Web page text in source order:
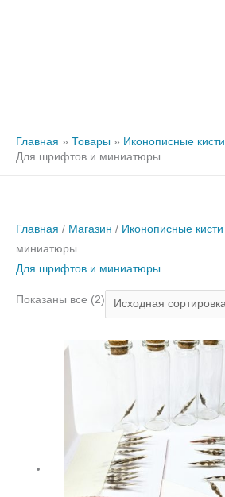
Главная Товары
Иконописные кисти
Для шрифтов и миниатюры
Главная / Магазин / Иконописные кисти
миниатюры
Для шрифтов и миниатюры
Показаны все (2)
Количество
вальдшнепа
миниатюры)